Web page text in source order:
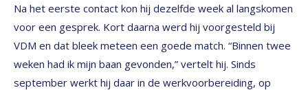
Na het eerste contact kon hij dezelfde week al langskomen
voor een gesprek. Kort daarna werd hij voorgesteld bij
VDM en dat bleek meteen een goede match. “Binnen twee
weken had ik mijn baan gevonden,” vertelt hij. Sinds
september werkt hij daar in de werkvoorbereiding, op